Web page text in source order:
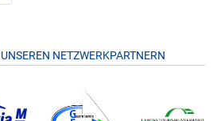
NETZWERKPARTNERN